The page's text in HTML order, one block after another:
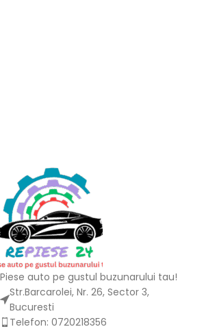
Piese auto pe gustul buzunarului tau!
Str.Barcarolei, Nr. 26, Sector 3,
Bucuresti
Telefon: 0720218356